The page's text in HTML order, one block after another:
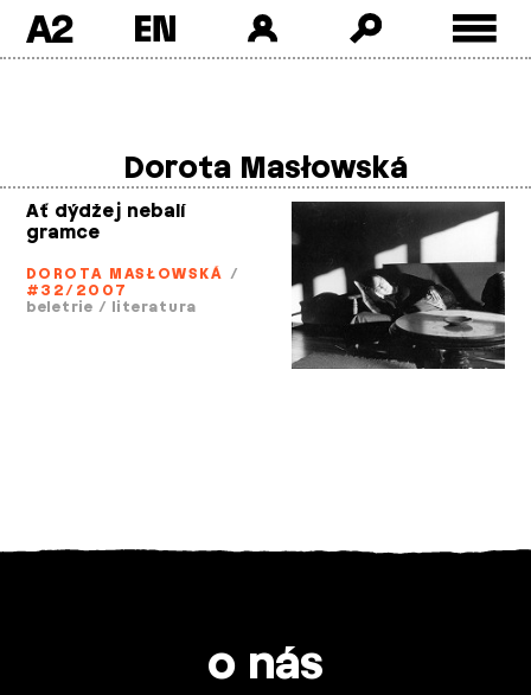
A2
Dorota Masłowská
Ať dýdžej nebalí
gramce
DOROTA MASŁOWSKÁ /
#32/2007
beletrie / literatura
o nás